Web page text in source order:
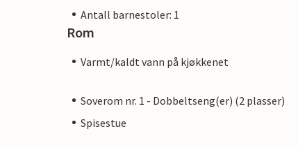
Antall barnestoler: 1
Rom
Varmt/kaldt vann på kjøkkenet
Soverom nr. 1 - Dobbeltseng(er) (2 plasser)
Spisestue